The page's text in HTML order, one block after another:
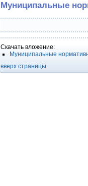
Муниципальные
Скачать вложение:
Муниципальные
вверх страницы